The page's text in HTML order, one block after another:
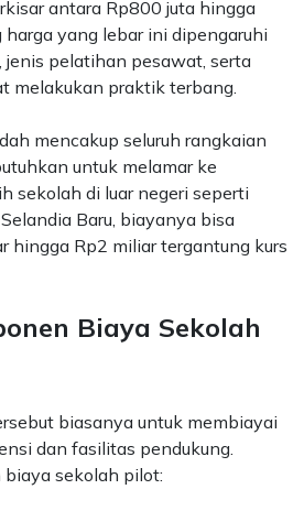
antara Rp800 juta hingga
harga yang lebar ini dipengaruhi
pelatihan pesawat, serta
melakukan praktik terbang.
mencakup seluruh rangkaian
untuk melamar ke
sekolah di luar negeri seperti
Baru, biayanya bisa
hingga Rp2 miliar tergantung kurs
Biaya Sekolah
biasanya untuk membiayai
dan fasilitas pendukung.
sekolah pilot: